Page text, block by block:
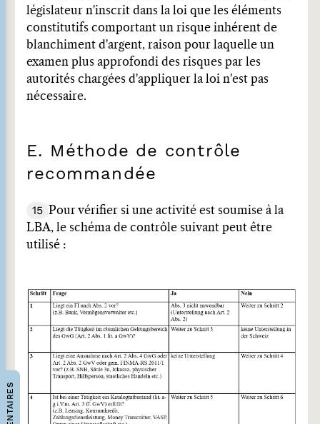
législateur n'inscrit dans la loi que les éléments
constitutifs comportant un risque inhérent de
blanchiment d'argent, raison pour laquelle un
examen plus approfondi des risques par les
autorités chargées d'appliquer la loi n'est pas
nécessaire.
E. Méthode de contrôle
recommandée
15 Pour vérifier si une activité est soumise à la
LBA, le schéma de contrôle suivant peut être
utilisé :